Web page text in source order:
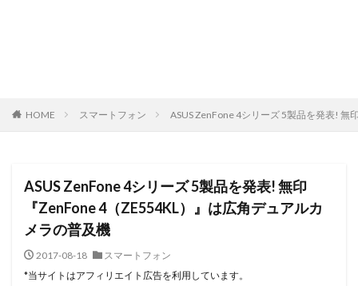
HOME スマートフォン ASUS ZenFone 4シリーズ 5製品を発表!
ASUS ZenFone 4シリーズ 5製品を発表! 無印
『ZenFone 4（ZE554KL）』は広角デュアルカ
メラの普及機
2017-08-18
スマートフォン
*当サイトはアフィリエイト広告を利用しています。